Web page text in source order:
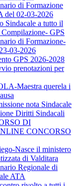
di Formazione
del 02-03-2026
Sindacale a tutto il
GPS
di Formazione-
03-2026
GPS 2026-2028
prenotazioni per
Maestra querela i
nota Sindacale
Diritti Sindacali
DI
CONCORSO
Nasce il ministero
di Valditara
Regionale di
ATA